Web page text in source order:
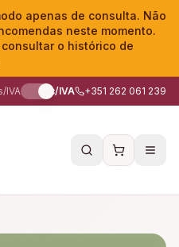
apenas de consulta. Não
neste momento.
o histórico de
IVA c/IVA +351 262 061 239